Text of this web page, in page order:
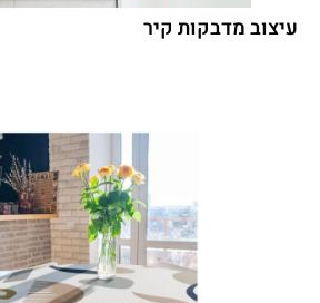
עיצוב מדבקות קיר